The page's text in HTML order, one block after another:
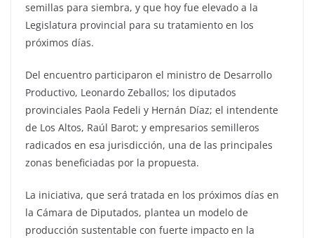
semillas para siembra, y que hoy fue elevado a la
Legislatura provincial para su tratamiento en los
próximos días.
Del encuentro participaron el ministro de Desarrollo
Productivo, Leonardo Zeballos; los diputados
provinciales Paola Fedeli y Hernán Díaz; el intendente
de Los Altos, Raúl Barot; y empresarios semilleros
radicados en esa jurisdicción, una de las principales
zonas beneficiadas por la propuesta.
La iniciativa, que será tratada en los próximos días en
la Cámara de Diputados, plantea un modelo de
producción sustentable con fuerte impacto en la